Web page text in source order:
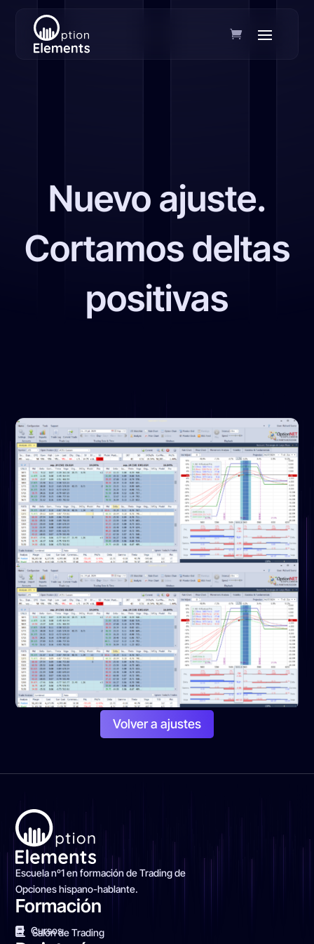
Nuevo ajuste.
Cortamos deltas
positivas
Volver a ajustes
Escuela nº1 en formación de Trading de
Opciones hispano-hablante.
Formación
Cursos
Salón de Trading